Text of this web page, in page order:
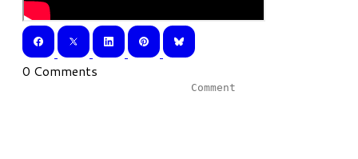
0 Comments